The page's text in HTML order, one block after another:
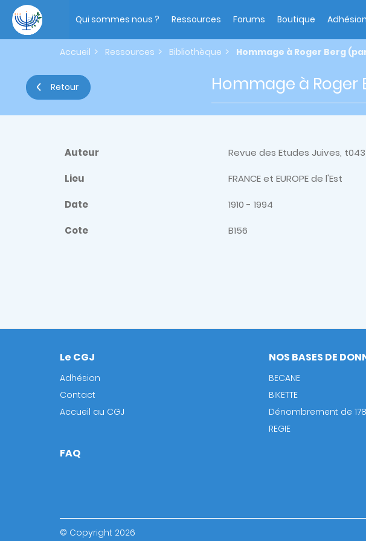
contenu
principal
navigation
Qui sommes nous ? Ressources Forums Boutique Adhésion
Accueil Ressources Bibliothèque Hommage à Roger Berg
Retour Hommage à Roger
Auteur Revue des Etudes Juives,
Lieu FRANCE et EUROPE de l'Est
Date 1910 - 1994
Cote B156
Footer
Le CGJ
Adhésion
Contact
Accueil au CGJ
NOS BASES DE
BECANE
BIKETTE
Dénombrement de
REGIE
FAQ
© Copyright 2026